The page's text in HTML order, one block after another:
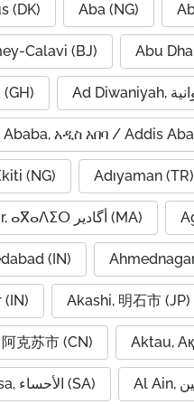
(DK) Aba (NG)
Calavi (BJ)
አዲስ አበባ / Addis
(NG) Adıyaman (TR)
Agadir, ⴰⴳⴰⴷⵉⵔ أگادیر (MA)
(IN)
(IN) Akashi, 明石市 (JP)
克苏市 (CN) Aktau,
Al Ahsa, الأحساء (SA)